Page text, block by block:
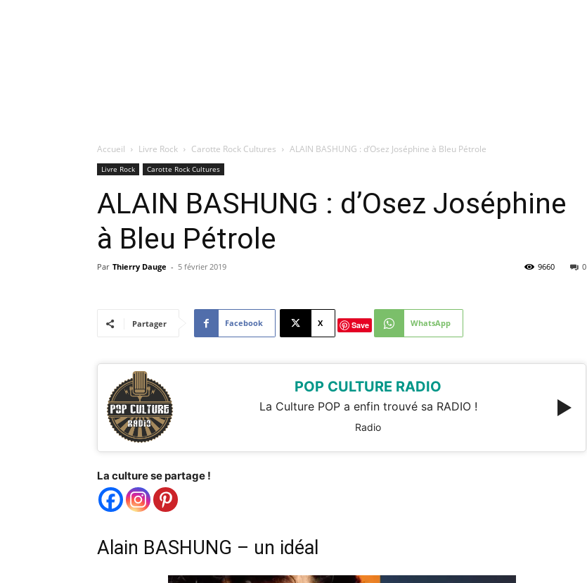
Accueil Livre Rock Carotte Rock Cultures ALAIN BASHUNG : d’Osez Joséphine à Bleu Pétrole
Livre Rock Carotte Rock Cultures
ALAIN BASHUNG : d’Osez Joséphine
à Bleu Pétrole
Par Thierry Dauge - 5 février 2019 0
9660
Partager Facebook X Save WhatsApp
POP CULTURE RADIO
La Culture POP a enfin trouvé sa RADIO !
Radio
La culture se partage !
Alain BASHUNG – un idéal